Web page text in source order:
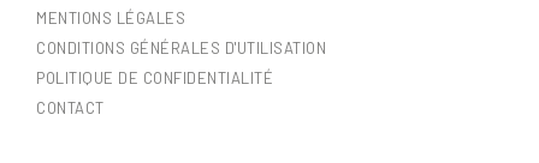
MENTIONS LÉGALES
CONDITIONS GÉNÉRALES D'UTILISATION
POLITIQUE DE CONFIDENTIALITÉ
CONTACT